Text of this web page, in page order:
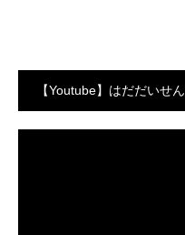
【Youtube】はだだいせ
動